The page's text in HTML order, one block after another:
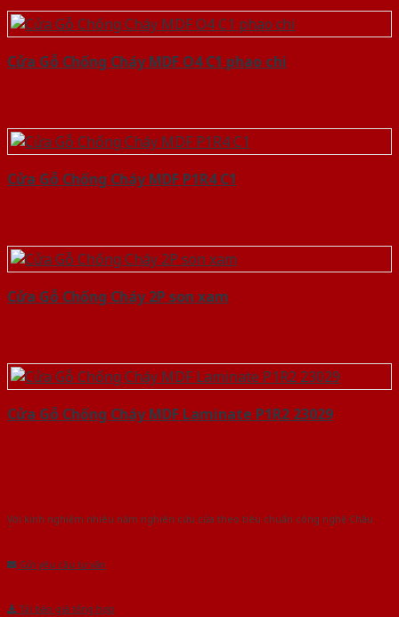
Cửa Gỗ Chống Cháy MDF O4 C1 phao chi
Cửa Gỗ Chống Cháy MDF P1R4 C1
Cửa Gỗ Chống Cháy 2P son xam
Cửa Gỗ Chống Cháy MDF Laminate P1R2 23029
Với kinh nghiệm nhiêu năm nghiên cứu cửa theo tiêu chuẩn công nghệ Châu
Gửi yêu cầu tư vấn
Tải báo giá tổng hợp